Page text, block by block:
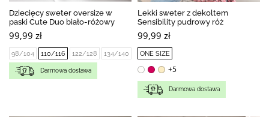
Dziecięcy sweter oversize w
paski Cute Duo biało-różowy
99,99 zł
98/104 110/116 122/128 134/140
Darmowa dostawa
Lekki sweter z dekoltem
Sensibility pudrowy róż
99,99 zł
ONE SIZE
+5
Darmowa dostawa